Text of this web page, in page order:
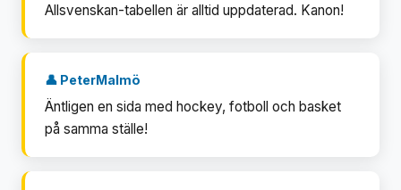
Allsvenskan-tabellen är alltid uppdaterad. Kanon!
👤 PeterMalmö
Äntligen en sida med hockey, fotboll och basket
på samma ställe!